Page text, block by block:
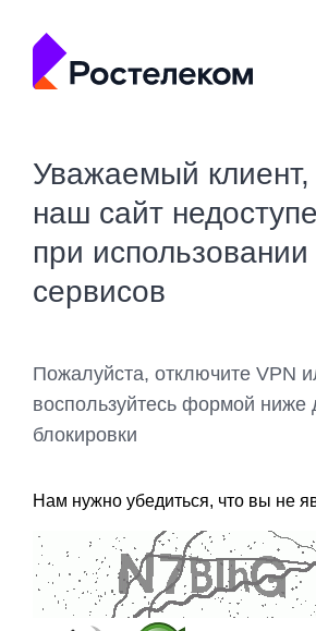
Уважаемый клиент,
наш сайт
при использовании
сервисов
Пожалуйста, отключите VPN
воспользуйтесь формой ниже
блокировки
Нам нужно убедиться, что вы не